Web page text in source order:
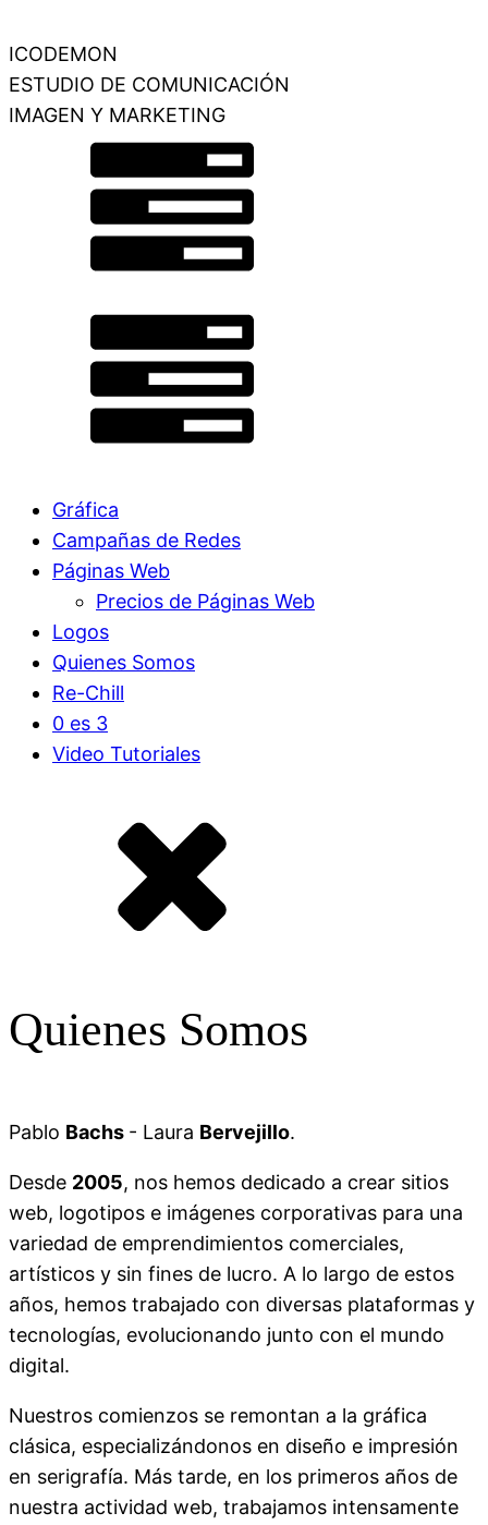
ICODEMON
ESTUDIO DE COMUNICACIÓN
IMAGEN Y MARKETING
Páginas WEB
Precios de Páginas Web
Video TutorialesRe-Chill0 es 3Iconos Sociales:
Gráfica
Campañas de Redes
Páginas Web
Precios de Páginas Web
Logos
Quienes Somos
Re-Chill
0 es 3
Video Tutoriales
Quienes Somos
Pablo Bachs - Laura Bervejillo.
Desde 2005, nos hemos dedicado a crear sitios
web, logotipos e imágenes corporativas para una
variedad de emprendimientos comerciales,
artísticos y sin fines de lucro. A lo largo de estos
años, hemos trabajado con diversas plataformas y
tecnologías, evolucionando junto con el mundo
digital.
Nuestros comienzos se remontan a la gráfica
clásica, especializándonos en diseño e impresión
en serigrafía. Más tarde, en los primeros años de
nuestra actividad web, trabajamos intensamente